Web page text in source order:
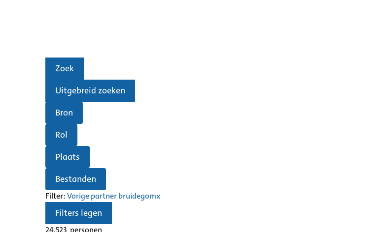
Zoek
Uitgebreid zoeken
Bron
Rol
Plaats
Bestanden
Filter:Vorige partner bruidegomx
Filters legen
24.523 personen